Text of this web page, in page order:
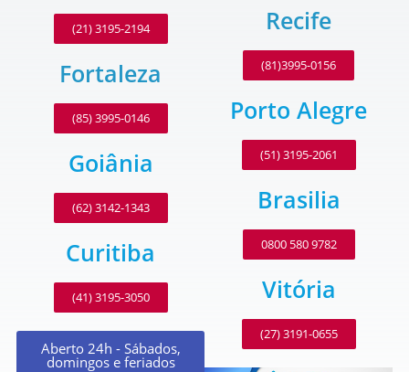
(21) 3195-2194
Fortaleza
(85) 3995-0146
Goiânia
(62) 3142-1343
Curitiba
(41) 3195-3050
Aberto 24h - Sábados,
domingos e feriados
Recife
(81)3995-0156
Porto Alegre
(51) 3195-2061
Brasilia
0800 580 9782
Vitória
(27) 3191-0655